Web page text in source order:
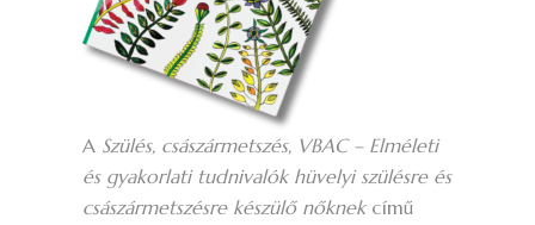
A Szülés, császármetszés, VBAC – Elméleti
és gyakorlati tudnivalók hüvelyi szülésre és
császármetszésre készülő nőknek című